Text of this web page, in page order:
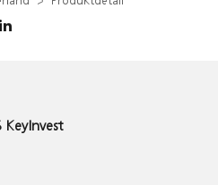
KeyInvest